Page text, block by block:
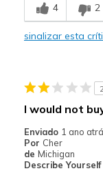
Stylish
Travel
Width
Sizing
View On Shoes
4 2
sinalizar esta
2
I would not
Enviado 1 ano
Por Cher
de Michigan
Describe Yourself